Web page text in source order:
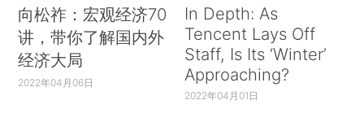
来。”（Williamson，2010，第687页）
交易成本经济学的未来是本文的重点。就像在
他之前的罗纳德•科斯一样，威廉姆森选择了解决
基本问题的方法，因此这项任务比之前容易很多。
向松祚：宏观经济70
讲，带你了解国内外
经济大局
2022年04月06日
In Depth: As
Tencent Lays Off
Staff, Is Its ‘Winter’
Approaching?
2022年04月01日